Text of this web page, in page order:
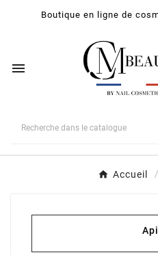
Boutique en ligne de

Accueil